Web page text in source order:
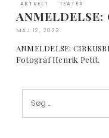
AKTUELT TEATER
ANMELDELSE:
MAJ 12, 2023
ANMELDELSE:
Fotograf Henrik